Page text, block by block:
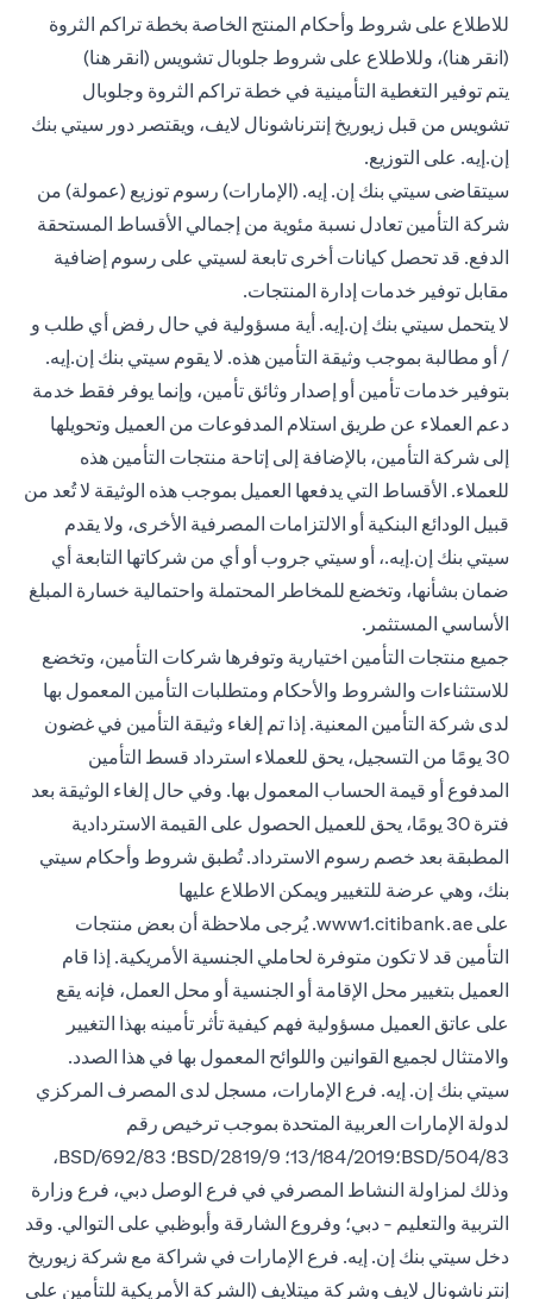
للاطلاع على شروط وأحكام المنتج الخاصة بخطة تراكم الثروة
(انقر هناopens in a new tab
)، وللاطلاع على شروط جلوبال تشويس (انقر هناa new tab
)
يتم توفير التغطية التأمينية في خطة تراكم الثروة وجلوبال
تشويس من قبل زيوريخ إنترناشونال لايف، ويقتصر دور سيتي بنك
إن.إيه. على التوزيع.
سيتقاضى سيتي بنك إن. إيه. (الإمارات) رسوم توزيع (عمولة) من
شركة التأمين تعادل نسبة مئوية من إجمالي الأقساط المستحقة
الدفع. قد تحصل كيانات أخرى تابعة لسيتي على رسوم إضافية
مقابل توفير خدمات إدارة المنتجات.
لا يتحمل سيتي بنك إن.إيه. أية مسؤولية في حال رفض أي طلب و
/ أو مطالبة بموجب وثيقة التأمين هذه. لا يقوم سيتي بنك إن.إيه.
بتوفير خدمات تأمين أو إصدار وثائق تأمين، وإنما يوفر فقط خدمة
دعم العملاء عن طريق استلام المدفوعات من العميل وتحويلها
إلى شركة التأمين، بالإضافة إلى إتاحة منتجات التأمين هذه
للعملاء. الأقساط التي يدفعها العميل بموجب هذه الوثيقة لا تُعد من
قبيل الودائع البنكية أو الالتزامات المصرفية الأخرى، ولا يقدم
سيتي بنك إن.إيه.، أو سيتي جروب أو أي من شركاتها التابعة أي
ضمان بشأنها، وتخضع للمخاطر المحتملة واحتمالية خسارة المبلغ
الأساسي المستثمر.
جميع منتجات التأمين اختيارية وتوفرها شركات التأمين، وتخضع
للاستثناءات والشروط والأحكام ومتطلبات التأمين المعمول بها
لدى شركة التأمين المعنية. إذا تم إلغاء وثيقة التأمين في غضون
30 يومًا من التسجيل، يحق للعملاء استرداد قسط التأمين
المدفوع أو قيمة الحساب المعمول بها. وفي حال إلغاء الوثيقة بعد
فترة 30 يومًا، يحق للعميل الحصول على القيمة الاستردادية
المطبقة بعد خصم رسوم الاسترداد. تُطبق شروط وأحكام سيتي
بنك، وهي عرضة للتغيير ويمكن الاطلاع عليها
على www1.citibank.ae
opens in a new tab
. يُرجى ملاحظة أن بعض منتجات
التأمين قد لا تكون متوفرة لحاملي الجنسية الأمريكية. إذا قام
العميل بتغيير محل الإقامة أو الجنسية أو محل العمل، فإنه يقع
على عاتق العميل مسؤولية فهم كيفية تأثر تأمينه بهذا التغيير
والامتثال لجميع القوانين واللوائح المعمول بها في هذا الصدد.
سيتي بنك إن. إيه. فرع الإمارات، مسجل لدى المصرف المركزي
لدولة الإمارات العربية المتحدة بموجب ترخيص رقم
BSD/504/83؛13/184/2019؛ BSD/2819/9؛ BSD/692/83،
وذلك لمزاولة النشاط المصرفي في فرع الوصل دبي، فرع وزارة
التربية والتعليم - دبي؛ وفروع الشارقة وأبوظبي على التوالي. وقد
دخل سيتي بنك إن. إيه. فرع الإمارات في شراكة مع شركة زيوريخ
إنترناشونال لايف وشركة ميتلايف (الشركة الأمريكية للتأمين على